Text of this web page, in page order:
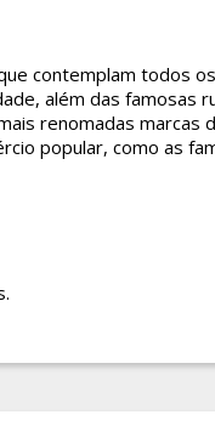
contemplam todos
além das famosas
renomadas marcas
popular, como as